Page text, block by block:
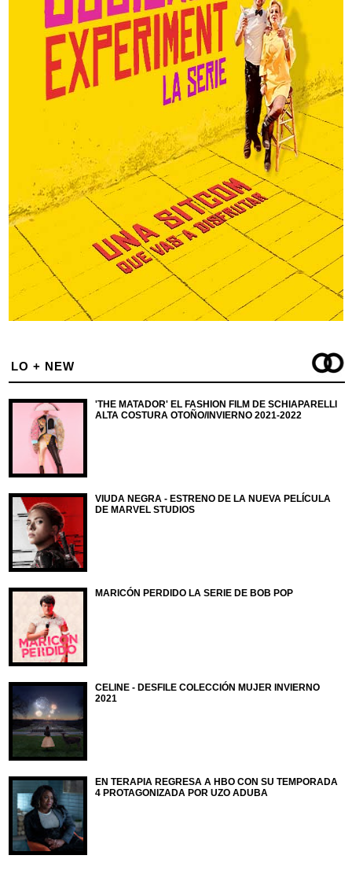
LO + NEW
'THE MATADOR' EL FASHION FILM DE SCHIAPARELLI
ALTA COSTURA OTOÑO/INVIERNO 2021-2022
VIUDA NEGRA - ESTRENO DE LA NUEVA PELÍCULA
DE MARVEL STUDIOS
MARICÓN PERDIDO LA SERIE DE BOB POP
CELINE - DESFILE COLECCIÓN MUJER INVIERNO
2021
EN TERAPIA REGRESA A HBO CON SU TEMPORADA
4 PROTAGONIZADA POR UZO ADUBA